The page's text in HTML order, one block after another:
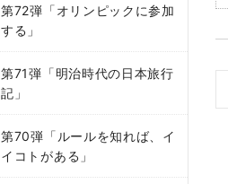
第72弾「オリンピックに参加
する」
第71弾「明治時代の日本旅行
記」
第70弾「ルールを知れば、イ
イコトがある」